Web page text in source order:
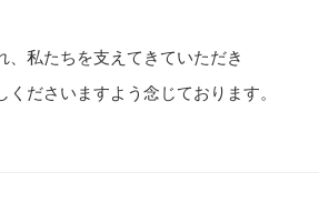
私たちを支えてきていただき
ださいますよう念じております。